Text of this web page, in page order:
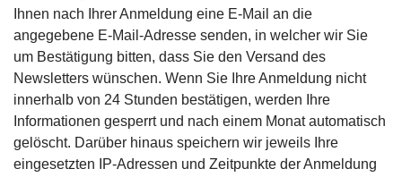
Ihnen nach Ihrer Anmeldung eine E-Mail an die
angegebene E-Mail-Adresse senden, in welcher wir Sie
um Bestätigung bitten, dass Sie den Versand des
Newsletters wünschen. Wenn Sie Ihre Anmeldung nicht
innerhalb von 24 Stunden bestätigen, werden Ihre
Informationen gesperrt und nach einem Monat automatisch
gelöscht. Darüber hinaus speichern wir jeweils Ihre
eingesetzten IP-Adressen und Zeitpunkte der Anmeldung